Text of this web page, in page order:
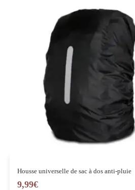
Housse universelle de sac à dos anti-pluie
9,99€